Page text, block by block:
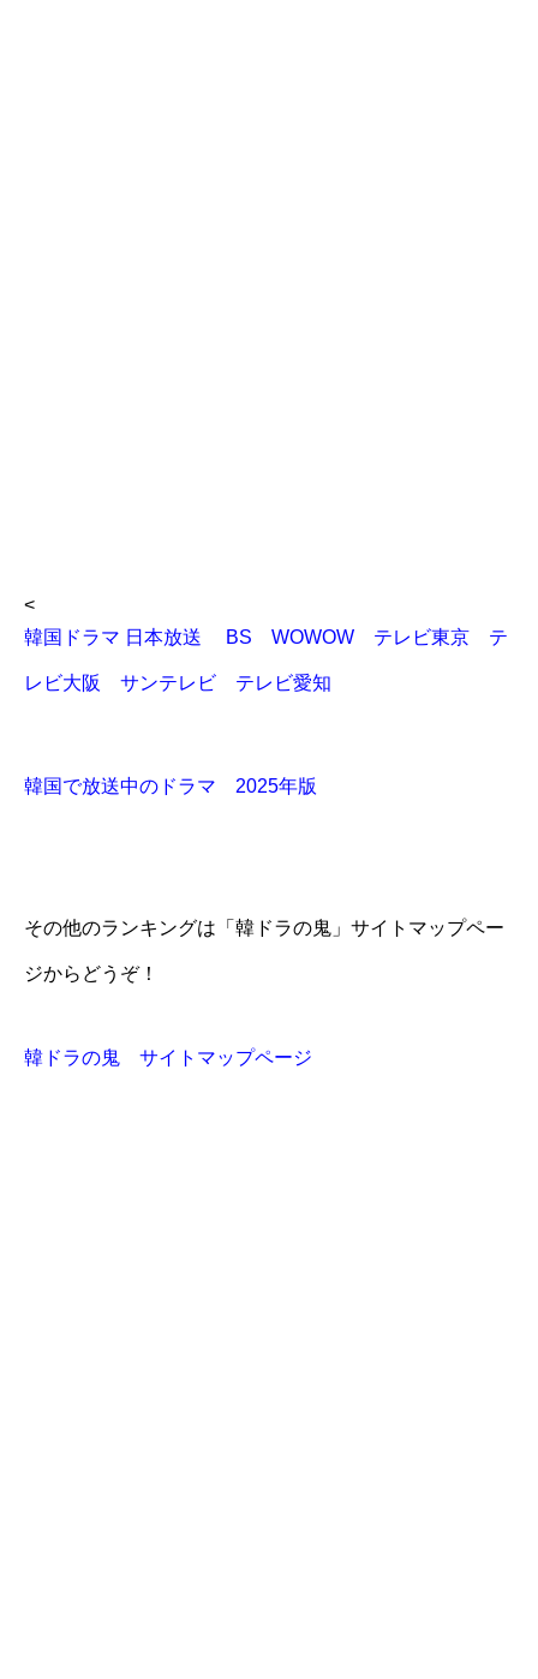
<
韓国ドラマ 日本放送 BS WOWOW テレビ東京 テ
レビ大阪 サンテレビ テレビ愛知
韓国で放送中のドラマ 2025年版
その他のランキングは「韓ドラの鬼」サイトマップペー
ジからどうぞ！
韓ドラの鬼 サイトマップページ